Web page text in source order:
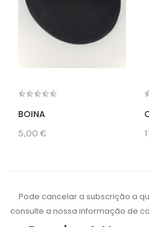
BOINA
5,00 €
Pode cancelar a subscrição a
consulte a nossa informação de